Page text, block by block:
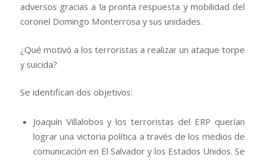
adversos gracias a la pronta respuesta y mobilidad del
coronel Domingo Monterrosa y sus unidades.
¿Qué motivó a los terroristas a realizar un ataque torpe
y suicida?
Se identifican dos objetivos:
Joaquín Villalobos y los terroristas del ERP querían
lograr una victoria política a través de los medios de
comunicación en El Salvador y los Estados Unidos. Se